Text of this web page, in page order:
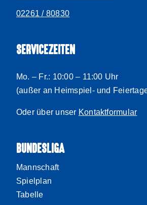
02261 / 80830
SERVICEZEITEN
Mo. – Fr.: 10:00 – 11:00 Uhr
(außer an Heimspiel- und
Oder über unser Kontaktformular
BUNDESLIGA
Mannschaft
Spielplan
Tabelle